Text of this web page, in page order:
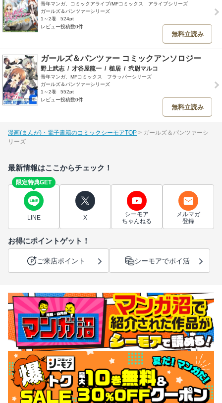
青年マンガ、コミックアライブ/MFコミックス アライブシリーズ
ガールズ＆パンツァーシリーズ
1～2巻
524pt
レビュー投稿数0件
無料立読み
ガールズ＆パンツァー コミックアンソロジー
野上武志 / 才谷屋龍一 / 槌居 / 弐尉マルコ
青年マンガ、MFコミックス フラッパーシリーズ
ガールズ＆パンツァーシリーズ
1～2巻
552pt
レビュー投稿数0件
無料立読み
漫画(まんが)・電子書籍のコミックシーモアTOP
ガールズ＆パンツァーシ
リーズ
最新情報はここからチェック！
限定特典GET
LINE X
シーモア
ちゃんねる
メルマガ
登録
お得にポイントゲット！
ご来店ポイント シーモアでポイ活